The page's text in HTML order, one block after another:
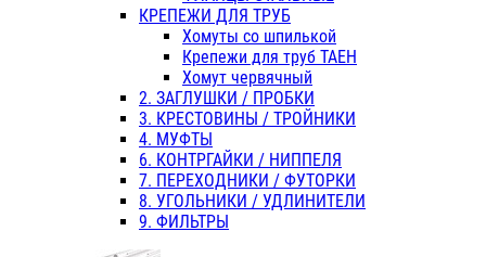
КРЕПЕЖИ ДЛЯ ТРУБ
Хомуты со шпилькой
Крепежи для труб ТАЕН
Хомут червячный
2. ЗАГЛУШКИ / ПРОБКИ
3. КРЕСТОВИНЫ / ТРОЙНИКИ
4. МУФТЫ
6. КОНТРГАЙКИ / НИППЕЛЯ
7. ПЕРЕХОДНИКИ / ФУТОРКИ
8. УГОЛЬНИКИ / УДЛИНИТЕЛИ
9. ФИЛЬТРЫ